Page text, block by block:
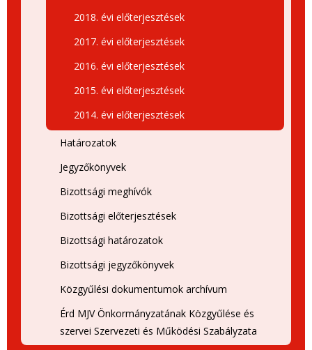
2018. évi előterjesztések
2017. évi előterjesztések
2016. évi előterjesztések
2015. évi előterjesztések
2014. évi előterjesztések
Határozatok
Jegyzőkönyvek
Bizottsági meghívók
Bizottsági előterjesztések
Bizottsági határozatok
Bizottsági jegyzőkönyvek
Közgyűlési dokumentumok archívum
Érd MJV Önkormányzatának Közgyűlése és
szervei Szervezeti és Működési Szabályzata